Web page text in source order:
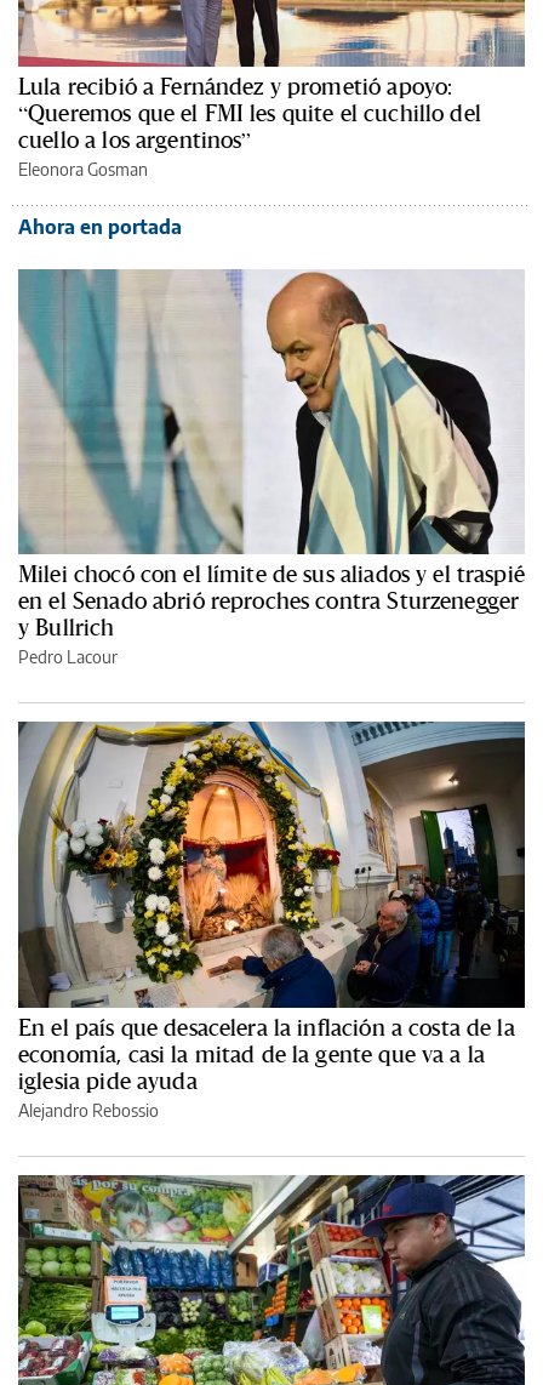
Lula recibió a Fernández y prometió apoyo:
“Queremos que el FMI les quite el cuchillo del
cuello a los argentinos”
Eleonora Gosman
Ahora en portada
Milei chocó con el límite de sus aliados y el traspié
en el Senado abrió reproches contra Sturzenegger
y Bullrich
Pedro Lacour
En el país que desacelera la inflación a costa de la
economía, casi la mitad de la gente que va a la
iglesia pide ayuda
Alejandro Rebossio